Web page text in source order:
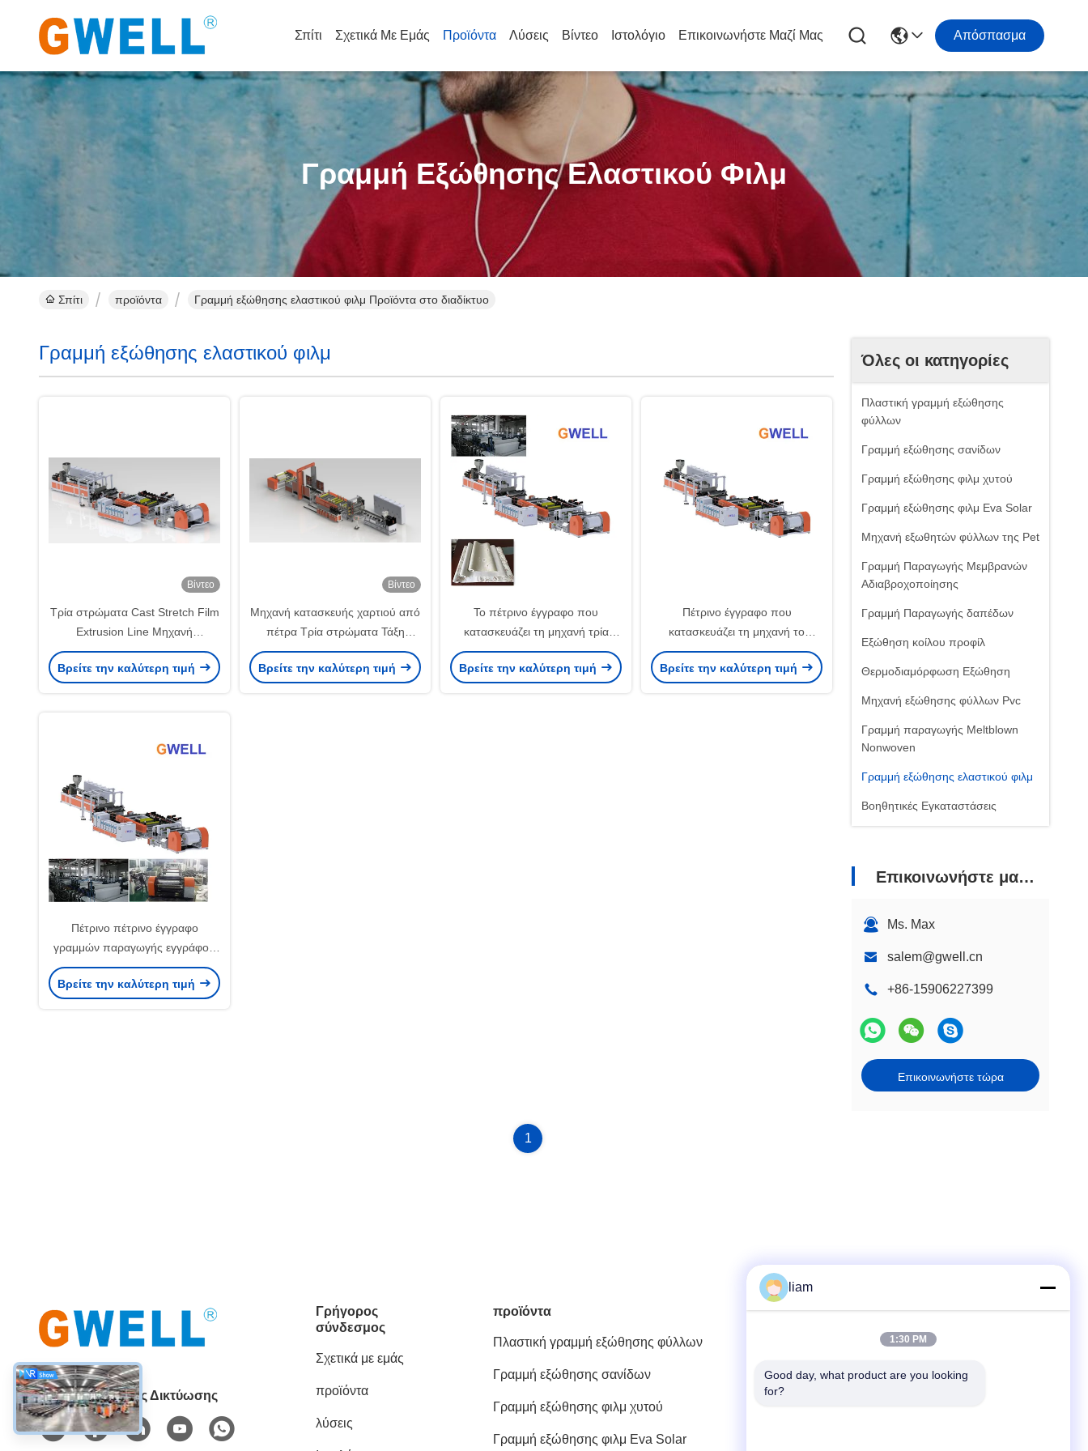
Σπίτι Σχετικά Με Εμάς Προϊόντα Λύσεις Βίντεο Ιστολόγιο Επικοινωνήστε Μαζί Μας Απόσπασμα
Γραμμή Εξώθησης Ελαστικού Φιλμ
Σπίτι προϊόντα Γραμμή εξώθησης ελαστικού φιλμ Προϊόντα στο διαδίκτυο
Όλες οι κατηγορίες
Πλαστική γραμμή εξώθησης
φύλλων
Γραμμή εξώθησης σανίδων
Γραμμή εξώθησης φιλμ χυτού
Γραμμή εξώθησης φιλμ Eva Solar
Μηχανή εξωθητών φύλλων της Pet
Γραμμή Παραγωγής Μεμβρανών
Αδιαβροχοποίησης
Γραμμή Παραγωγής δαπέδων
Εξώθηση κοίλου προφίλ
Θερμοδιαμόρφωση Εξώθηση
Μηχανή εξώθησης φύλλων Pvc
Γραμμή παραγωγής Meltblown
Nonwoven
Γραμμή εξώθησης ελαστικού φιλμ
Βοηθητικές Εγκαταστάσεις
Επικοινωνήστε μαζί μας
Ms. Max
salem@gwell.cn
+86-15906227399
Επικοινωνήστε τώρα
Γραμμή εξώθησης ελαστικού φιλμ
Βίντεο
Τρία στρώματα Cast Stretch Film
Extrusion Line Μηχανή
κατασκευής χαρτιού από πέτρα
Βρείτε την καλύτερη τιμή
Βίντεο
Μηχανή κατασκευής χαρτιού από
πέτρα Τρία στρώματα Τάξη
Τύπου Τύπου Τύπου Τύπου
Βρείτε την καλύτερη τιμή
Το πέτρινο έγγραφο που
κατασκευάζει τη μηχανή τρία
στρώματα πέτρινου εγγράφου
πέταξε τη γραμμή εξώθησης
Βρείτε την καλύτερη τιμή
Πέτρινο έγγραφο που
κατασκευάζει τη μηχανή το
συνθετικό πλαστικό έγγραφο
ενιαία στρώματα ή 3 χυτών
Βρείτε την καλύτερη τιμή
Πέτρινο πέτρινο έγγραφο
γραμμών παραγωγής εγγράφου
που κατασκευάζει τη μηχανή
Βρείτε την καλύτερη τιμή
1
Μέσα Κοινωνικής Δικτύωσης
Γρήγορος
σύνδεσμος
Σχετικά με εμάς
προϊόντα
λύσεις
προϊόντα
Πλαστική γραμμή εξώθησης φύλλων
Γραμμή εξώθησης σανίδων
Γραμμή εξώθησης φιλμ χυτού
Γραμμή εξώθησης φιλμ Eva Solar
Γρήγορη επικοινωνία
Τηλεφώνημα
liam
1:30 PM
Good day, what product are you looking
for?